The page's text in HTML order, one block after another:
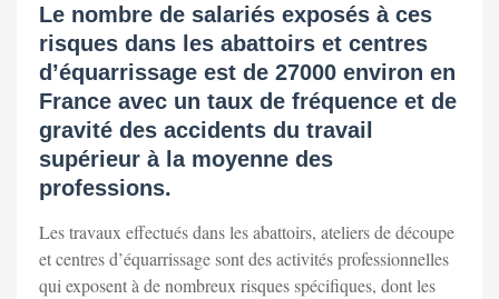
Le nombre de salariés exposés à ces
risques dans les abattoirs et centres
d’équarrissage est de 27000 environ en
France avec un taux de fréquence et de
gravité des accidents du travail
supérieur à la moyenne des
professions.
Les travaux effectués dans les abattoirs, ateliers de découpe
et centres d’équarrissage sont des activités professionnelles
qui exposent à de nombreux risques spécifiques, dont les